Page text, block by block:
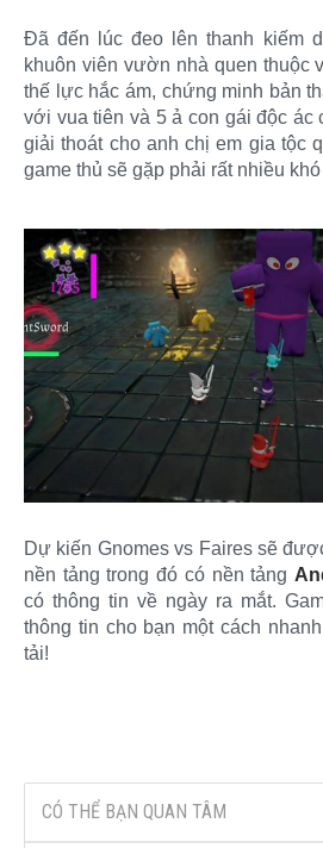
Đã đến lúc đeo lên thanh kiếm
khuôn viên vườn nhà quen thuộc
thế lực hắc ám, chứng minh bản
với vua tiên và 5 ả con gái độc ác
giải thoát cho anh chị em gia tộc
game thủ sẽ gặp phải rất nhiều
Dự kiến Gnomes vs Faires sẽ
nền tảng trong đó có nền tảng
có thông tin về ngày ra mắt.
thông tin cho bạn một cách
tải!​
CÓ THỂ BẠN QUAN TÂM